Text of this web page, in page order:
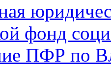
фонд
ПФР по